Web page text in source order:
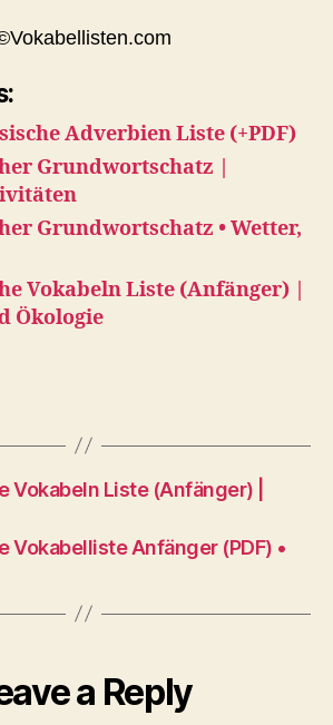
Adverbien Liste (+PDF)
Grundwortschatz |
Grundwortschatz • Wetter,
Vokabeln Liste (Anfänger) |
Ökologie
Vokabeln Liste (Anfänger) |
Vokabelliste Anfänger (PDF) •
a Reply